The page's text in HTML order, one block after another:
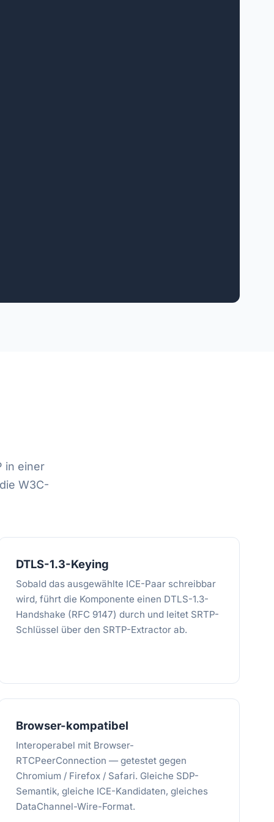
in einer
W3C-
DTLS-1.3-Keying
Sobald das ausgewählte ICE-Paar schreibbar
wird, führt die Komponente einen DTLS-1.3-
Handshake (RFC 9147) durch und leitet SRTP-
Schlüssel über den SRTP-Extractor ab.
Browser-kompatibel
Interoperabel mit Browser-
RTCPeerConnection — getestet gegen
Chromium / Firefox / Safari. Gleiche SDP-
Semantik, gleiche ICE-Kandidaten, gleiches
DataChannel-Wire-Format.